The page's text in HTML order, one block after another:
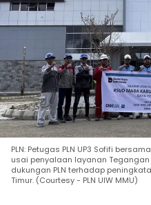
PLN: Petugas PLN UP3 Sofifi
usai penyalaan layanan
dukungan PLN terhadap
Timur. (Courtesy - PLN UIW MMU)